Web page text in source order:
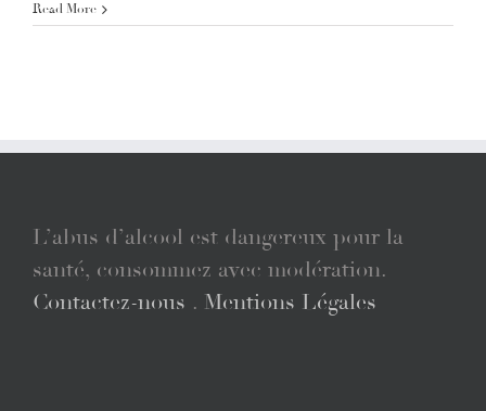
Read More
L’abus d’alcool est dangereux pour la
santé, consommez avec modération.
Contactez-nous . Mentions Légales